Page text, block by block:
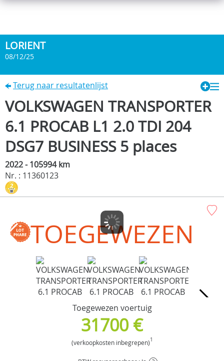
LORIENT
08/12/25
Terug naar resultatenlijst
VOLKSWAGEN TRANSPORTER
6.1 PROCAB L1 2.0 TDI 204
DSG7 BUSINESS 5 places
2022 - 105994 km
Nr. : 11360123
TOEGEWEZEN
Toegewezen voertuig
31700 €
(verkoopkosten inbegrepen)1